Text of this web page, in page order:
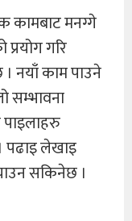
कामबाट मनग्गे
गरि
नयाँ काम पाउने
सम्भावना
पाइलाहरु
पढाइ लेखाइ
सकिनेछ ।